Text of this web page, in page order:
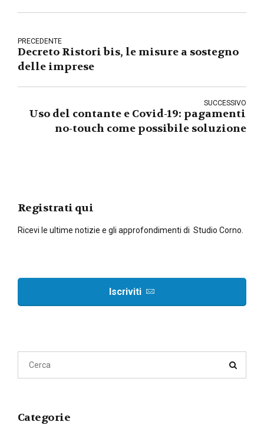
PRECEDENTE
Decreto Ristori bis, le misure a sostegno
delle imprese
SUCCESSIVO
Uso del contante e Covid-19: pagamenti
no-touch come possibile soluzione
Registrati qui
Ricevi le ultime notizie e gli approfondimenti di Studio Corno.
Iscriviti
Categorie